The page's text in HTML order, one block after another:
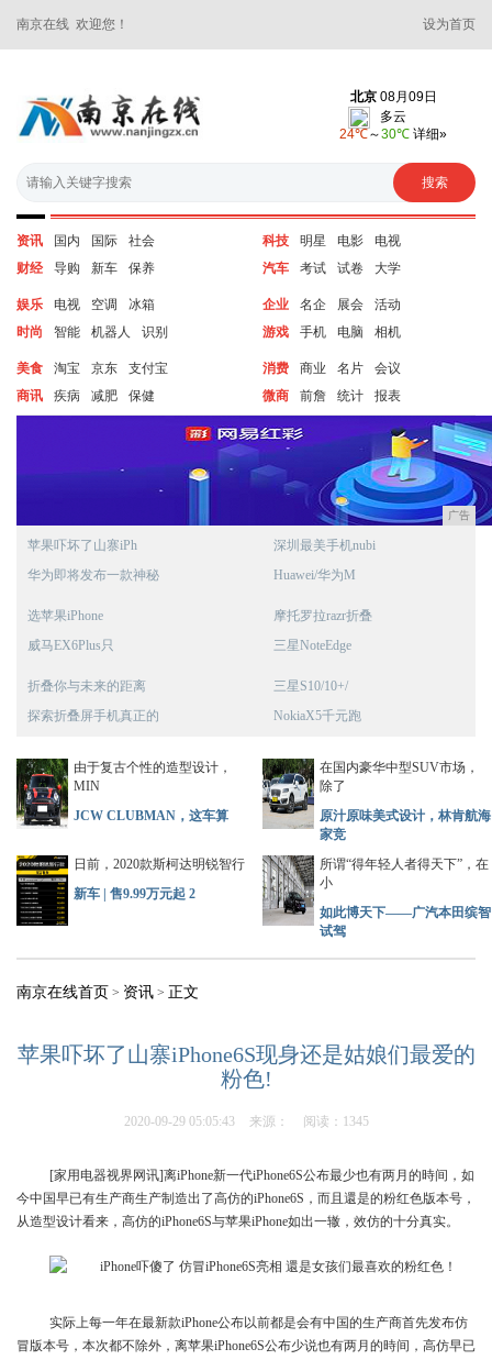
南京在线 欢迎您！ 设为首页
资讯 国内 国际
社会
财经
导购 新车 保养
科技 明星 电影
电视
汽车
考试 试卷 大学
娱乐 电视 空调
冰箱
时尚
智能 机器人 识别
企业 名企 展会
活动
游戏
手机 电脑 相机
美食 淘宝 京东
支付宝
商讯
疾病 减肥 保健
消费 商业 名片
会议
微商
前詹 统计 报表
广告
苹果吓坏了山寨iPh
华为即将发布一款神秘
深圳最美手机nubi
Huawei/华为M
选苹果iPhone
威马EX6Plus只
摩托罗拉razr折叠
三星NoteEdge
折叠你与未来的距离
探索折叠屏手机真正的
三星S10/10+/
NokiaX5千元跑
由于复古个性的造型设计，
MIN
JCW CLUBMAN，这车算
在国内豪华中型SUV市场，
除了
原汁原味美式设计，林肯航海
家竞
日前，2020款斯柯达明锐智行
新车 | 售9.99万元起 2
所谓“得年轻人者得天下”，在
小
如此博天下——广汽本田缤智
试驾
南京在线首页 > 资讯 > 正文
苹果吓坏了山寨iPhone6S现身还是姑娘们最爱的
粉色!
2020-09-29 05:05:43 来源： 阅读：1345
[家用电器视界网讯]离iPhone新一代iPhone6S公布最少也有两月的時间，如
今中国早已有生产商生产制造出了高仿的iPhone6S，而且還是的粉红色版本号，
从造型设计看来，高仿的iPhone6S与苹果iPhone如出一辙，效仿的十分真实。
实际上每一年在最新款iPhone公布以前都是会有中国的生产商首先发布仿
冒版本号，本次都不除外，离苹果iPhone6S公布少说也有两月的時间，高仿早已